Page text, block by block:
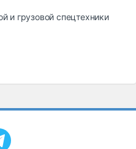
и грузовой спецтехники